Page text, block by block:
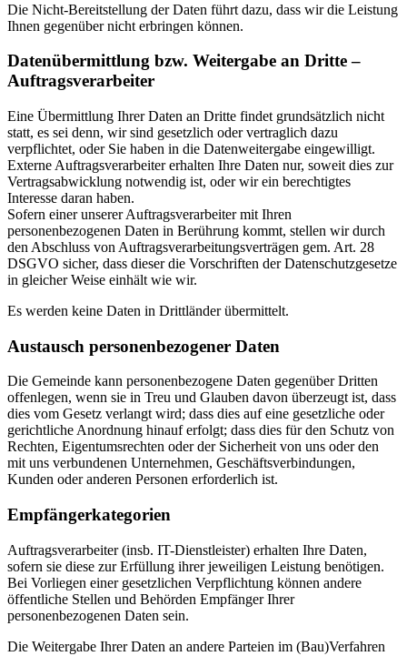
Die Nicht-Bereitstellung der Daten führt dazu, dass wir die Leistung
Ihnen gegenüber nicht erbringen können.
Datenübermittlung bzw. Weitergabe an Dritte –
Auftragsverarbeiter
Eine Übermittlung Ihrer Daten an Dritte findet grundsätzlich nicht
statt, es sei denn, wir sind gesetzlich oder vertraglich dazu
verpflichtet, oder Sie haben in die Datenweitergabe eingewilligt.
Externe Auftragsverarbeiter erhalten Ihre Daten nur, soweit dies zur
Vertragsabwicklung notwendig ist, oder wir ein berechtigtes
Interesse daran haben.
Sofern einer unserer Auftragsverarbeiter mit Ihren
personenbezogenen Daten in Berührung kommt, stellen wir durch
den Abschluss von Auftragsverarbeitungsverträgen gem. Art. 28
DSGVO sicher, dass dieser die Vorschriften der Datenschutzgesetze
in gleicher Weise einhält wie wir.
Es werden keine Daten in Drittländer übermittelt.
Austausch personenbezogener Daten
Die Gemeinde kann personenbezogene Daten gegenüber Dritten
offenlegen, wenn sie in Treu und Glauben davon überzeugt ist, dass
dies vom Gesetz verlangt wird; dass dies auf eine gesetzliche oder
gerichtliche Anordnung hinauf erfolgt; dass dies für den Schutz von
Rechten, Eigentumsrechten oder der Sicherheit von uns oder den
mit uns verbundenen Unternehmen, Geschäftsverbindungen,
Kunden oder anderen Personen erforderlich ist.
Empfängerkategorien
Auftragsverarbeiter (insb. IT-Dienstleister) erhalten Ihre Daten,
sofern sie diese zur Erfüllung ihrer jeweiligen Leistung benötigen.
Bei Vorliegen einer gesetzlichen Verpflichtung können andere
öffentliche Stellen und Behörden Empfänger Ihrer
personenbezogenen Daten sein.
Die Weitergabe Ihrer Daten an andere Parteien im (Bau)Verfahren